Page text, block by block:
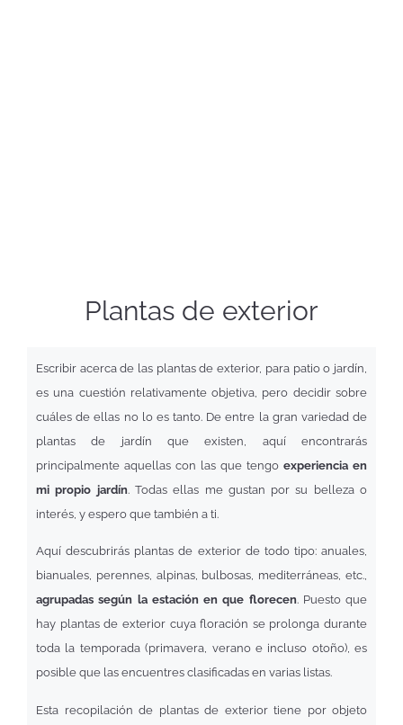
Plantas de exterior
Escribir acerca de las plantas de exterior, para patio o jardín,
es una cuestión relativamente objetiva, pero decidir sobre
cuáles de ellas no lo es tanto. De entre la gran variedad de
plantas de jardín que existen, aquí encontrarás
principalmente aquellas con las que tengo experiencia en
mi propio jardín. Todas ellas me gustan por su belleza o
interés, y espero que también a ti.
Aquí descubrirás plantas de exterior de todo tipo: anuales,
bianuales, perennes, alpinas, bulbosas, mediterráneas, etc.,
agrupadas según la estación en que florecen. Puesto que
hay plantas de exterior cuya floración se prolonga durante
toda la temporada (primavera, verano e incluso otoño), es
posible que las encuentres clasificadas en varias listas.
Esta recopilación de plantas de exterior tiene por objeto